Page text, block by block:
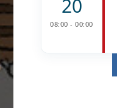
20
08:00 - 00:00